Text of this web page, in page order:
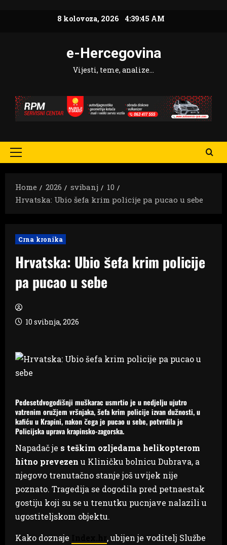
8 kolovoza, 2026 4:39:46 AM
e-Hercegovina
Vijesti, teme, analize…
Primary
Home
2026 svibanj
10
Hrvatska: Ubio šefa krim policije pa pucao u sebe
Crna kronika
Hrvatska: Ubio šefa krim policije
pa pucao u sebe
10 svibnja, 2026
Pedesetdvogodišnji muškarac usmrtio je u nedjelju ujutro
vatrenim oružjem vršnjaka, šefa krim policije izvan dužnosti, u
kafiću u Krapini, nakon čega je pucao u sebe, potvrdila je
Policijska uprava krapinsko-zagorska.
Napadač je s teškim ozljedama helikopterom
hitno prevezen u Kliničku bolnicu Dubrava, a
njegovo trenutačno stanje još uvijek nije
poznato. Tragedija se dogodila pred petnaestak
gostiju koji su se u trenutku pucnjave nalazili u
ugostiteljskom objektu.
Kako doznaje
, ubijen je voditelj Službe